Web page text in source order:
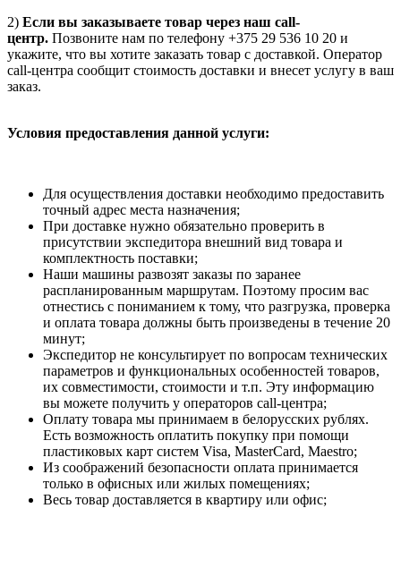
2) Если вы заказываете товар через наш call-
центр. Позвоните нам по телефону +375 29 536 10 20 и
укажите, что вы хотите заказать товар с доставкой. Оператор
call-центра сообщит стоимость доставки и внесет услугу в ваш
заказ.
Условия предоставления данной услуги:
Для осуществления доставки необходимо предоставить
точный адрес места назначения;
При доставке нужно обязательно проверить в
присутствии экспедитора внешний вид товара и
комплектность поставки;
Наши машины развозят заказы по заранее
распланированным маршрутам. Поэтому просим вас
отнестись с пониманием к тому, что разгрузка, проверка
и оплата товара должны быть произведены в течение 20
минут;
Экспедитор не консультирует по вопросам технических
параметров и функциональных особенностей товаров,
их совместимости, стоимости и т.п. Эту информацию
вы можете получить у операторов call-центра;
Оплату товара мы принимаем в белорусских рублях.
Есть возможность оплатить покупку при помощи
пластиковых карт систем Visa, MasterCard, Maestro;
Из соображений безопасности оплата принимается
только в офисных или жилых помещениях;
Весь товар доставляется в квартиру или офис;